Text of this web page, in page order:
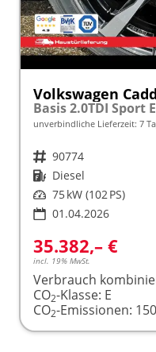
Volkswagen
unverbindliche Lieferzeit: 7
Fahrzeugnr. 90774
Kraftstoff Diesel
Leistung 75 kW (102 PS)
01.04.2026
35.382,– €
incl. 19% MwSt.
Verbrauch
CO2-Klasse: E
CO2-Emissionen: